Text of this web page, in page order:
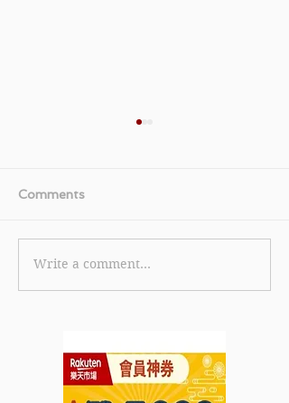
【POLO Ralph Lauren
優惠】購買Ralph's
(優惠至2022年7月31日)
Comments
Write a comment...